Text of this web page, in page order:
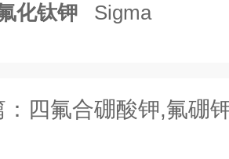
化钛钾 Sigma
四氟合硼酸钾,氟硼